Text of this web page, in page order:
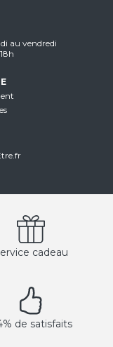
au vendredi
cadeau
de satisfaits